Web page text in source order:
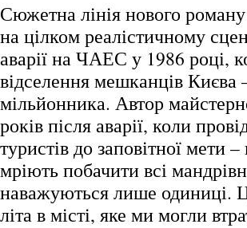
Сюжетна лінія нового
на цілком реалістичному
аварії на ЧАЕС у 1986 році,
відселення мешканців Києва
мільйонника. Автор
років після аварії, коли
туристів до заповітної мети
мріють побачити всі
наважуються лише одиниці.
літа в місті, яке ми могли